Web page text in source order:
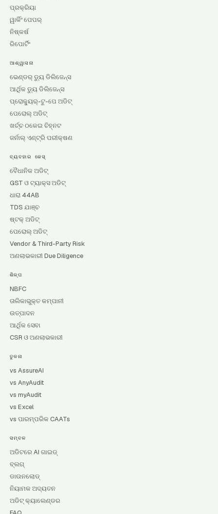
ପ୍ରକ୍ରିୟା
ୱାର୍କିଂ ପେପର୍
ନିଷ୍କର୍ଷ
ରିପୋର୍ଟିଂ
ଆଶ୍ୱାସନା
ଭେଣ୍ଡର୍ ଡ୍ୟୁ ଡିଲିଜେନ୍ସ
ଆର୍ଥିକ ଡ୍ୟୁ ଡିଲିଜେନ୍ସ
ପ୍ରୋକ୍ୟୁର୍-ଟୁ-ପେ ଅଡିଟ୍
ପେରୋଲ୍ ଅଡିଟ୍
ଖର୍ଚ୍ଚ ଠକେଇ ଚିହ୍ନଟ
ଜର୍ନାଲ୍ ଏଣ୍ଟ୍ରି ପରୀକ୍ଷଣ
ବ୍ୟବହାର କେସ୍
ବୈଧାନିକ ଅଡିଟ୍
GST ଓ ଟ୍ୟାକ୍ସ ଅଡିଟ୍
ଧାରା 44AB
TDS ଯାଞ୍ଚ
ଷ୍ଟକ୍ ଅଡିଟ୍
ପେରୋଲ୍ ଅଡିଟ୍
Vendor & Third-Party Risk
ଅଣଲାଭକାରୀ Due Diligence
ଶିଳ୍ପ
NBFC
ତାଲିକାଭୁକ୍ତ କମ୍ପାନୀ
ଉତ୍ପାଦନ
ଆର୍ଥିକ ସେବା
CSR ଓ ଅଣଲାଭକାରୀ
ତୁଳନା
vs AssureAI
vs AnyAudit
vs myAudit
vs Excel
vs ପାରମ୍ପରିକ CAATs
ସମ୍ବଳ
ଅଡିଟରେ AI ଗାଇଡ୍
ବ୍ଲଗ୍
ଡାଉନଲୋଡ୍
ନିୟାମକ ଅଦ୍ୟତନ
ଅଡିଟ୍ କ୍ୟାଲେଣ୍ଡର